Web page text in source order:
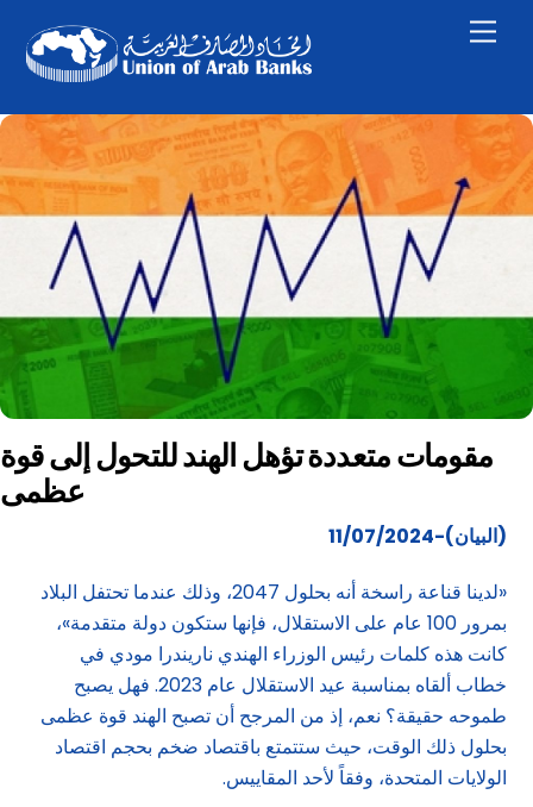
content
مقومات متعددة تؤهل الهند للتحول إلى قوة
عظمى
(البيان)-11/07/2024
«لدينا قناعة راسخة أنه بحلول 2047، وذلك عندما تحتفل البلاد
بمرور 100 عام على الاستقلال، فإنها ستكون دولة متقدمة»،
كانت هذه كلمات رئيس الوزراء الهندي ناريندرا مودي في
خطاب ألقاه بمناسبة عيد الاستقلال عام 2023. فهل يصبح
طموحه حقيقة؟ نعم، إذ من المرجح أن تصبح الهند قوة عظمى
بحلول ذلك الوقت، حيث ستتمتع باقتصاد ضخم بحجم اقتصاد
الولايات المتحدة، وفقاً لأحد المقاييس.